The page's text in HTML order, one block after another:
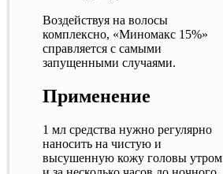
Воздействуя на волосы
комплексно, «Миномакс 15%»
справляется с самыми
запущенными случаями.
Применение
1 мл средства нужно регулярно
наносить на чистую и
высушенную кожу головы утром